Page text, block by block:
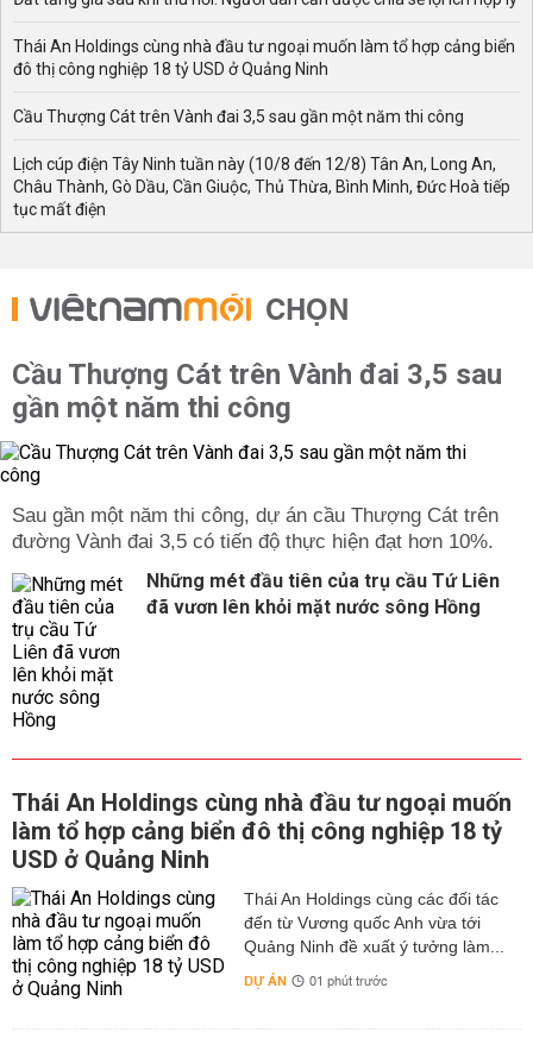
Thái An Holdings cùng nhà đầu tư ngoại muốn làm tổ hợp cảng biển
đô thị công nghiệp 18 tỷ USD ở Quảng Ninh
Cầu Thượng Cát trên Vành đai 3,5 sau gần một năm thi công
Lịch cúp điện Tây Ninh tuần này (10/8 đến 12/8) Tân An, Long An,
Châu Thành, Gò Dầu, Cần Giuộc, Thủ Thừa, Bình Minh, Đức Hoà tiếp
tục mất điện
CHỌN
Cầu Thượng Cát trên Vành đai 3,5 sau
gần một năm thi công
Sau gần một năm thi công, dự án cầu Thượng Cát trên
đường Vành đai 3,5 có tiến độ thực hiện đạt hơn 10%.
Những mét đầu tiên của trụ cầu Tứ Liên
đã vươn lên khỏi mặt nước sông Hồng
Thái An Holdings cùng nhà đầu tư ngoại muốn
làm tổ hợp cảng biển đô thị công nghiệp 18 tỷ
USD ở Quảng Ninh
Thái An Holdings cùng các đối tác
đến từ Vương quốc Anh vừa tới
Quảng Ninh đề xuất ý tưởng làm...
DỰ ÁN 01 phút trước